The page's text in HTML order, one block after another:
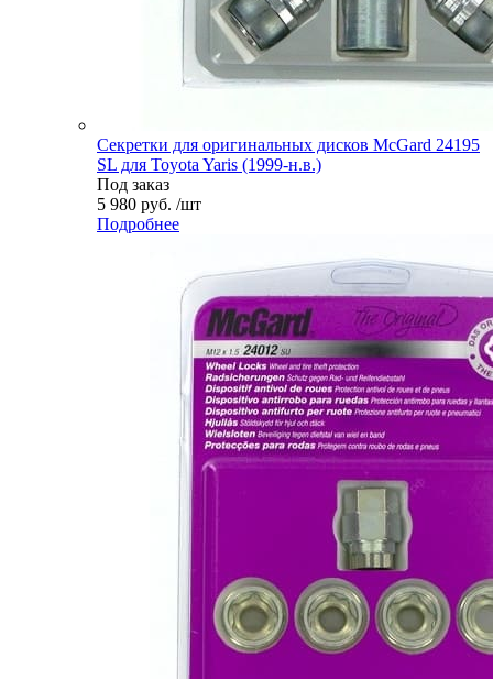
Секретки для оригинальных дисков McGard 24195
SL для Toyota Yaris (1999-н.в.)
Под заказ
5 980 руб. /шт
Подробнее